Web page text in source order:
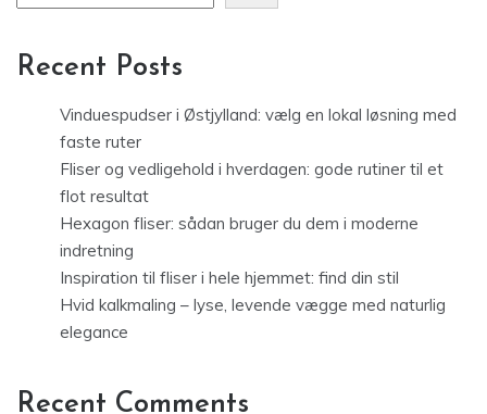
Recent Posts
Vinduespudser i Østjylland: vælg en lokal løsning med
faste ruter
Fliser og vedligehold i hverdagen: gode rutiner til et
flot resultat
Hexagon fliser: sådan bruger du dem i moderne
indretning
Inspiration til fliser i hele hjemmet: find din stil
Hvid kalkmaling – lyse, levende vægge med naturlig
elegance
Recent Comments